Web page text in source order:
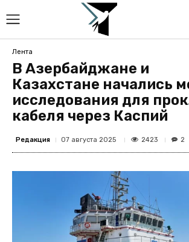
Лента
В Азербайджане и
Казахстане начались
исследования для
кабеля через Каспий
Редакция 07 августа 2025 2423 2